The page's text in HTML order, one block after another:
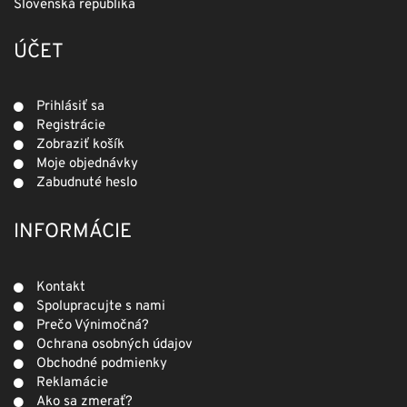
Slovenská republika
ÚČET
Prihlásiť sa
Registrácie
Zobraziť košík
Moje objednávky
Zabudnuté heslo
INFORMÁCIE
Kontakt
Spolupracujte s nami
Prečo Výnimočná?
Ochrana osobných údajov
Obchodné podmienky
Reklamácie
Ako sa zmerať?